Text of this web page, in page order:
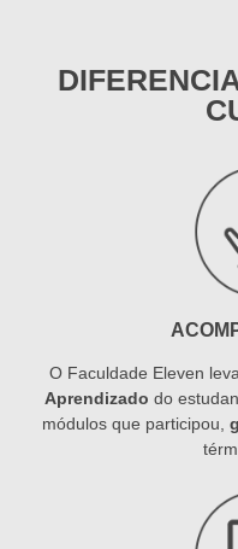
O Faculdade Eleven
Aprendizado do
módulos que participou,